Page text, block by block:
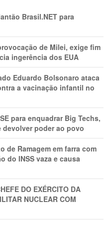
Brasil.NET para
de Milei, exige fim
ingerência dos EUA
Eduardo Bolsonaro ataca
a vacinação infantil no
para enquadrar Big Techs,
devolver poder ao povo
de Ramagem em farra com
do INSS vaza e causa
DO EXÉRCITO DA
NUCLEAR COM